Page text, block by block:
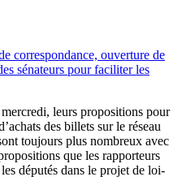
correspondance, ouverture de
sénateurs pour faciliter les
leurs propositions pour
des billets sur le réseau
toujours plus nombreux avec
que les rapporteurs
députés dans le projet de loi-